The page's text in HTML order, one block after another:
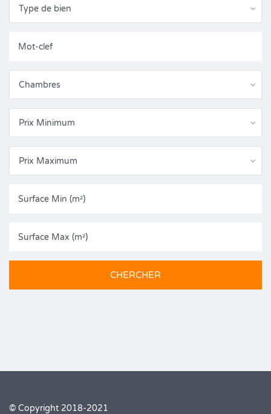
Type de bien
Chambres
Prix Minimum
Prix Maximum
© Copyright 2018-2021